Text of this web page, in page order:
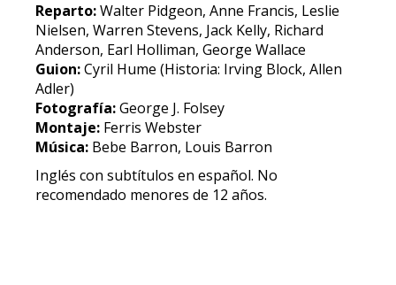
Reparto:Walter Pidgeon, Anne Francis, Leslie
Nielsen, Warren Stevens, Jack Kelly, Richard
Anderson, Earl Holliman, George Wallace
Guion:Cyril Hume (Historia: Irving Block, Allen
Adler)
Fotografía:George J. Folsey
Montaje: Ferris Webster
Música: Bebe Barron, Louis Barron
Inglés con subtítulos en español. No
recomendado menores de 12 años.